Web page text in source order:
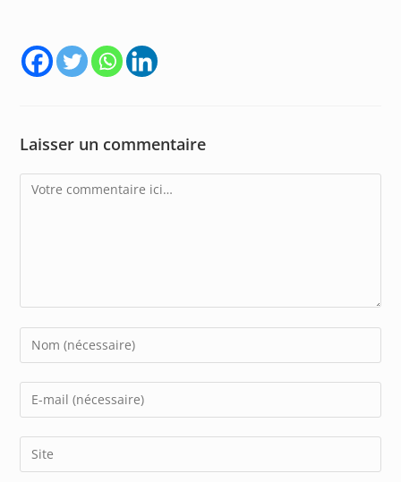
Laisser un commentaire
Comment
Enter
your
name
or
username
to
Enter
your
email
address
Enter
your